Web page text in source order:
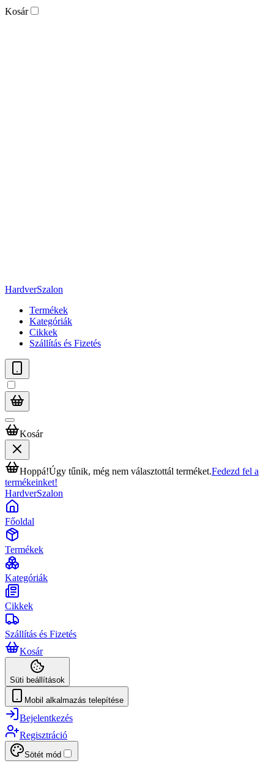
Kosár
HardverSzalon
Termékek
Kategóriák
Cikkek
Szállítás és Fizetés
Kosár
Hoppá!Úgy tűnik, még nem választottál terméket.Fedezd fel a
termékeinket!
HardverSzalon
Főoldal
Termékek
Kategóriák
Cikkek
Szállítás és Fizetés
Kosár
Süti beállítások
Mobil alkalmazás telepítése
Bejelentkezés
Regisztráció
Sötét mód